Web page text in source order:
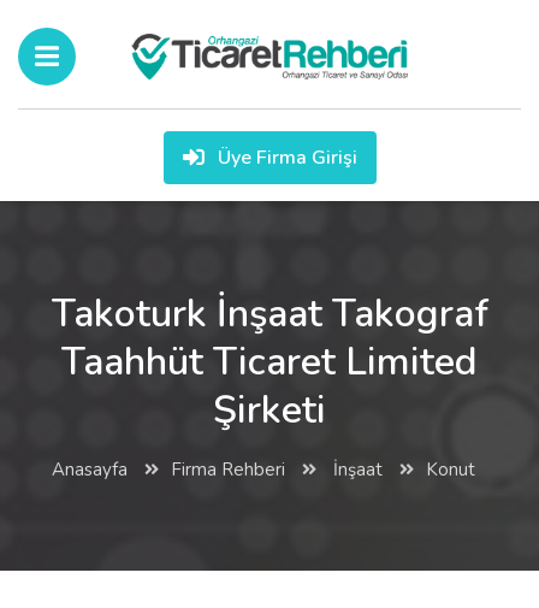
Üye Firma Girişi
Takoturk İnşaat Takograf
Taahhüt Ticaret Limited
Şirketi
Anasayfa Firma Rehberi İnşaat Konut